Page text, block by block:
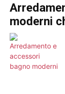
moderni